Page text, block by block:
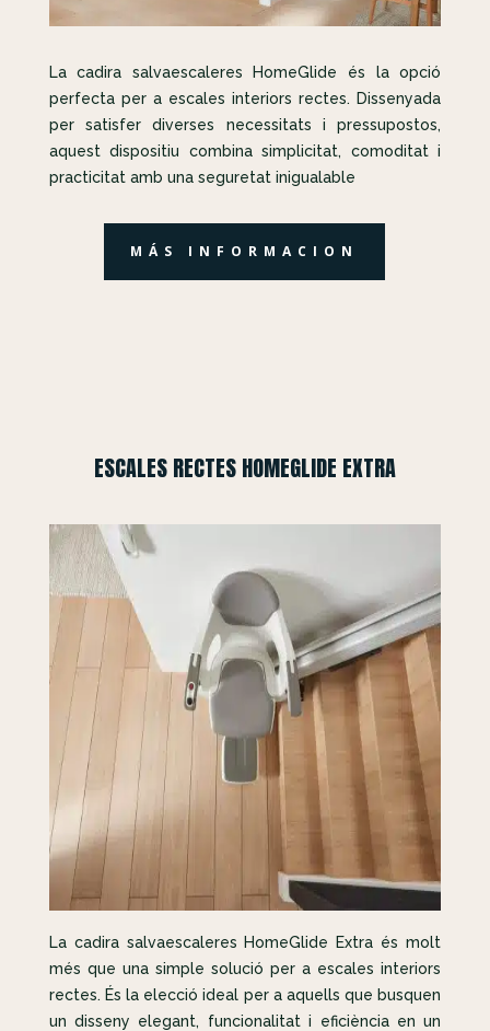
La cadira salvaescaleres HomeGlide és la opció
perfecta per a escales interiors rectes. Dissenyada
per satisfer diverses necessitats i pressupostos,
aquest dispositiu combina simplicitat, comoditat i
practicitat amb una seguretat inigualable
MÁS INFORMACION
ESCALES RECTES HOMEGLIDE EXTRA
La cadira salvaescaleres HomeGlide Extra és molt
més que una simple solució per a escales interiors
rectes. És la elecció ideal per a aquells que busquen
un disseny elegant, funcionalitat i eficiència en un